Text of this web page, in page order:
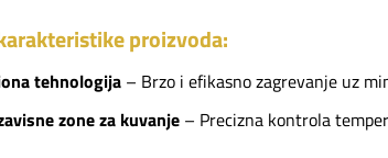
proizvoda:
tehnologija– Brzo i efikasno zagrevanje uz
zone za kuvanje– Precizna kontrola